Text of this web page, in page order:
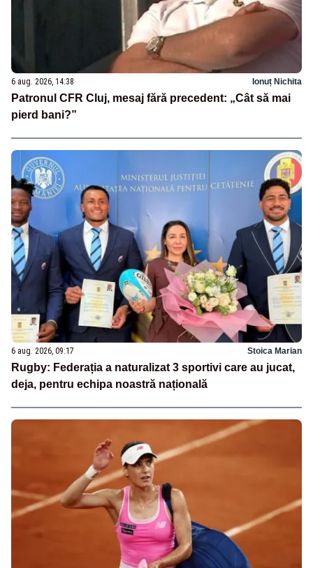
6 aug. 2026, 14:38 Ionuț Nichita
Patronul CFR Cluj, mesaj fără precedent: „Cât să mai
pierd bani?”
6 aug. 2026, 09:17 Stoica Marian
Rugby: Federația a naturalizat 3 sportivi care au jucat,
deja, pentru echipa noastră națională